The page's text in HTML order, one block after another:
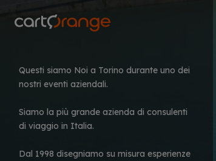
contenuto
Questi siamo Noi a Torino durante uno dei
nostri eventi aziendali.
Siamo la più grande azienda di consulenti
di viaggio in Italia.
Dal 1998 disegniamo su misura esperienze